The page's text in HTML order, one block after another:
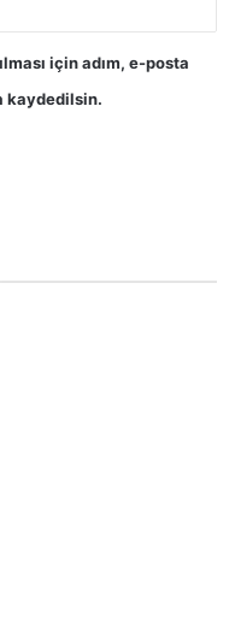
için adım, e-posta
kaydedilsin.